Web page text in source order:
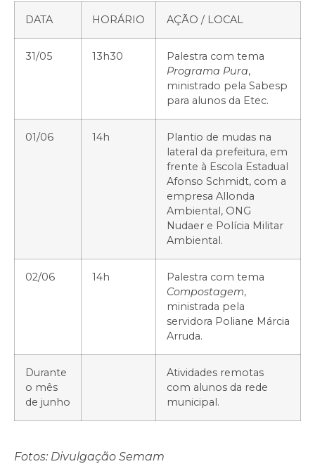
DATA HORÁRIO AÇÃO / LOCAL
31/05 13h30
Palestra com tema
Programa Pura,
ministrado pela Sabesp
para alunos da Etec.
01/06 14h
Plantio de mudas na
lateral da prefeitura, em
frente à Escola Estadual
Afonso Schmidt, com a
empresa Allonda
Ambiental, ONG
Nudaer e Polícia Militar
Ambiental.
02/06 14h
Palestra com tema
Compostagem,
ministrada pela
servidora Poliane Márcia
Arruda.
Durante
o mês
de junho
Atividades remotas
com alunos da rede
municipal.
Fotos: Divulgação Semam